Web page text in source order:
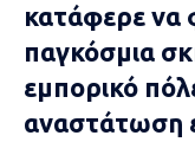
κατάφερε να
παγκόσμια
εμπορικό
αναστάτωση